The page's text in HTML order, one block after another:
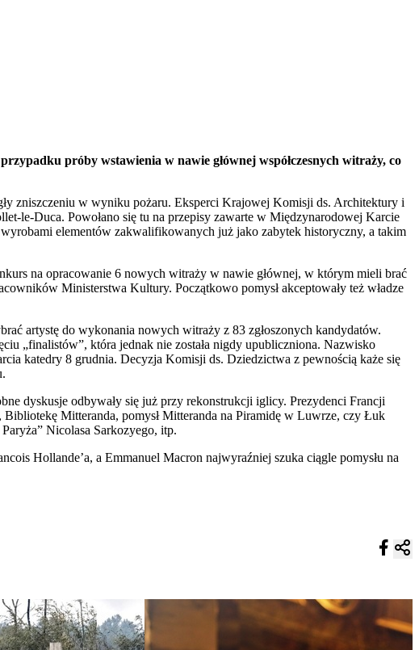
próby wstawienia w nawie głównej współczesnych witraży, co
zniszczeniu w wyniku pożaru. Eksperci Krajowej Komisji ds. Architektury i
le-Duca. Powołano się tu na przepisy zawarte w Międzynarodowej Karcie
elementów zakwalifikowanych już jako zabytek historyczny, a takim
na opracowanie 6 nowych witraży w nawie głównej, w którym mieli brać
Ministerstwa Kultury. Początkowo pomysł akceptowały też władze
artystę do wykonania nowych witraży z 83 zgłoszonych kandydatów.
„finalistów”, która jednak nie została nigdy upubliczniona. Nazwisko
katedry 8 grudnia. Decyzja Komisji ds. Dziedzictwa z pewnością każe się
dyskusje odbywały się już przy rekonstrukcji iglicy. Prezydenci Francji
Mitteranda, pomysł Mitteranda na Piramidę w Luwrze, czy Łuk
Nicolasa Sarkozyego, itp.
Hollande’a, a Emmanuel Macron najwyraźniej szuka ciągle pomysłu na